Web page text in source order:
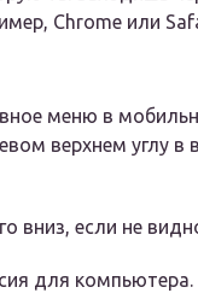
Chrome или
меню в
верхнем углу в
вниз, если не
для компьютера.